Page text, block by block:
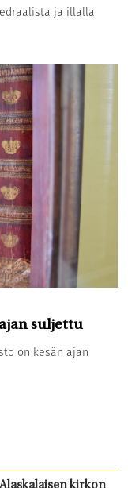
ja illalla
suljettu
on kesän ajan